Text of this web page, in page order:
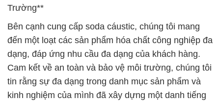
Trường**
Bên cạnh cung cấp soda cáustic, chúng tôi mang
đến một loạt các sản phẩm hóa chất công nghiệp đa
dạng, đáp ứng nhu cầu đa dạng của khách hàng.
Cam kết về an toàn và bảo vệ môi trường, chúng tôi
tin rằng sự đa dạng trong danh mục sản phẩm và
kinh nghiệm của mình đã xây dựng một danh tiếng